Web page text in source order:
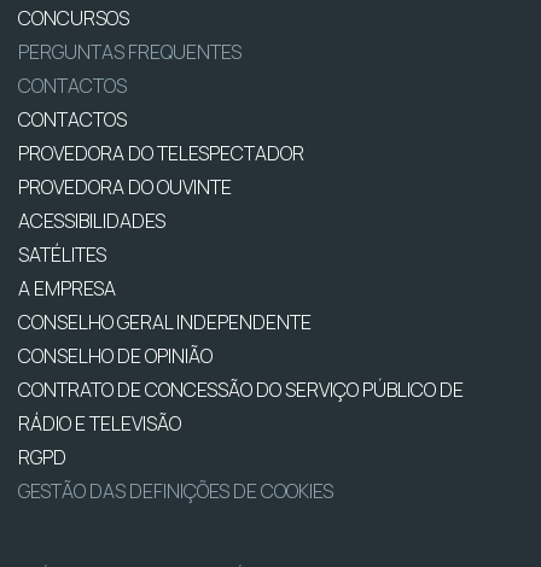
CONCURSOS
PERGUNTAS FREQUENTES
CONTACTOS
CONTACTOS
PROVEDORA DO TELESPECTADOR
PROVEDORA DO OUVINTE
ACESSIBILIDADES
SATÉLITES
A EMPRESA
CONSELHO GERAL INDEPENDENTE
CONSELHO DE OPINIÃO
CONTRATO DE CONCESSÃO DO SERVIÇO PÚBLICO DE
RÁDIO E TELEVISÃO
RGPD
GESTÃO DAS DEFINIÇÕES DE COOKIES